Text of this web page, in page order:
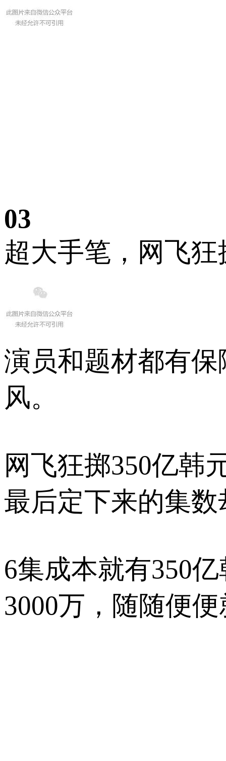
03
超大手笔，网飞
演员和题材都有
风。
网飞狂掷350亿韩
最后定下来的集
6集成本就有350
3000万，随随便